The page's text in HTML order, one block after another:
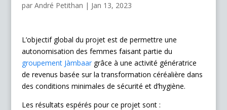
par André Petithan | Jan 13, 2023
L’objectif global du projet est de permettre une
autonomisation des femmes faisant partie du
groupement Jàmbaargrâce à une activité génératrice
de revenus basée sur la transformation céréalière dans
des conditions minimales de sécurité et d’hygiène.
Les résultats espérés pour ce projet sont :